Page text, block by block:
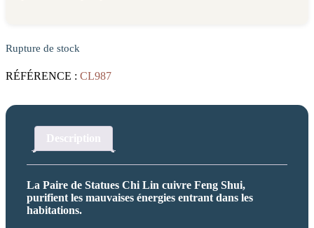
Rupture de stock
RÉFÉRENCE : CL987
Description
La Paire de Statues Chi Lin cuivre Feng Shui,
purifient les mauvaises énergies entrant dans les
habitations.